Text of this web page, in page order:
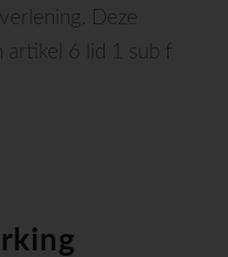
Deze
artikel 6 lid 1 sub f